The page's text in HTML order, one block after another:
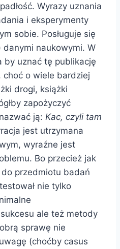
Wyrazy uznania
i eksperymenty
sobie. Posługuje się
naukowymi. W
by uznać tę publikację
choć o wiele bardziej
drogi, książki
zapożyczyć
ją: Kac, czyli tam
jest utrzymana
wyraźne jest
Bo przecież jak
przedmiotu badań
nie tylko
ale też metody
sprawę nie
(choćby casus